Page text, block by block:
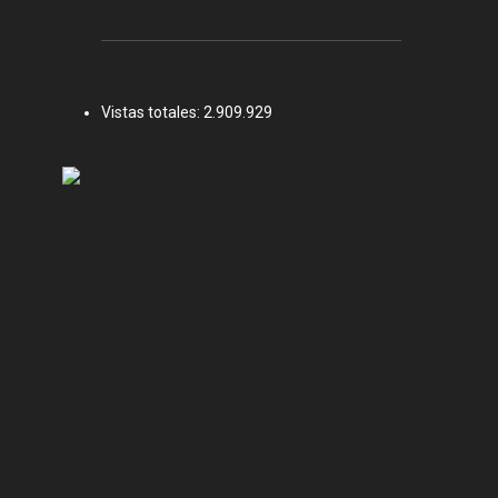
Vistas totales: 2.909.929